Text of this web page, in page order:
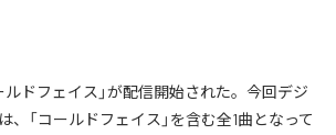
ルドフェイス」が配信開始された。今回デジ
、「コールドフェイス」を含む全1曲となって